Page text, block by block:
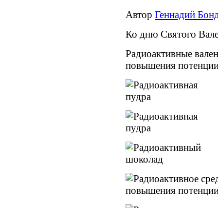
Автор Геннадий
Ко дню Святого
Радиоактивные
повышения